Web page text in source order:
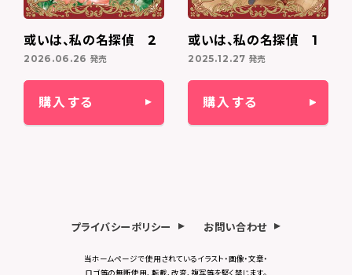
或いは、私の名探偵 2
2026.06.26 発売
購入する
或いは、私の名探偵 1
2025.12.27 発売
購入する
プライバシーポリシー お問い合わせ
当ホームページで使用されているイラスト・画像・文章・
ロゴ等の無断使用、転載、改変、複写等を堅く禁じます。